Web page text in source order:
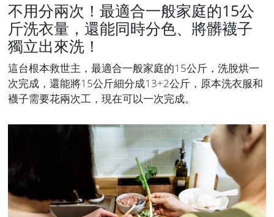
不用分兩次！最適合一般家庭的15公
斤洗衣量，還能同時分色、將髒襪子
獨立出來洗！
這台根本救世主，最適合一般家庭的15公斤，洗脫烘一
次完成，還能將15公斤細分成13+2公斤，原本洗衣服和
襪子需要花兩次工，現在可以一次完成。